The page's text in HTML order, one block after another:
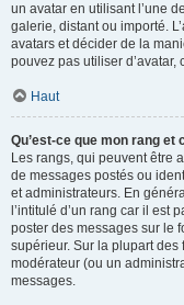
un avatar en utilisant l’une
galerie, distant ou importé.
avatars et décider de la
pouvez pas utiliser
Haut
Qu’est-ce que mon rang et
Les rangs, qui peuvent être
de messages postés ou
et administrateurs. En
l’intitulé d’un rang car il est
poster des messages sur le
supérieur. Sur la plupart des
modérateur (ou un
messages.